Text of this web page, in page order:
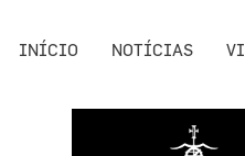
INÍCIO NOTÍCIAS